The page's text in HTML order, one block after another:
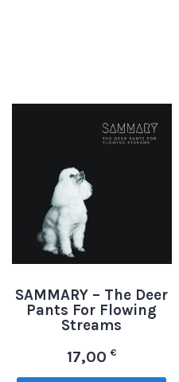
SAMMARY – The Deer
Pants For Flowing
Streams
17,00 €